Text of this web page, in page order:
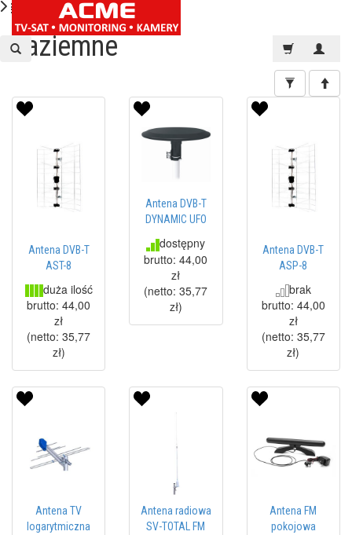
naziemne
Antena DVB-T
AST-8
duża ilość
brutto:44,00
zł
(netto:35,77
zł)
Antena DVB-T
DYNAMIC UFO
dostępny
brutto:44,00
zł
(netto:35,77
zł)
Antena DVB-T
ASP-8
brak
brutto: 44,00
zł
(netto: 35,77
zł)
Antena TV
logarytmiczna
Antena radiowa
SV-TOTAL FM
Antena FM
pokojowa